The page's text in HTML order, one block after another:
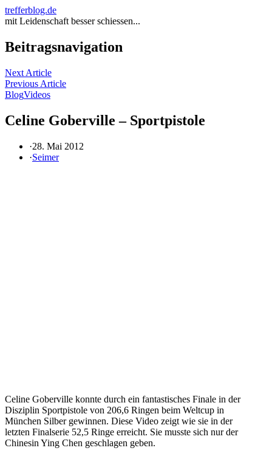
trefferblog.de
mit Leidenschaft besser schiessen...
Beitragsnavigation
Next Article
Previous Article
BlogVideos
Celine Goberville – Sportpistole
·28. Mai 2012
·Seimer
Celine Goberville konnte durch ein fantastisches Finale in der
Disziplin Sportpistole von 206,6 Ringen beim Weltcup in
München Silber gewinnen. Diese Video zeigt wie sie in der
letzten Finalserie 52,5 Ringe erreicht. Sie musste sich nur der
Chinesin Ying Chen geschlagen geben.